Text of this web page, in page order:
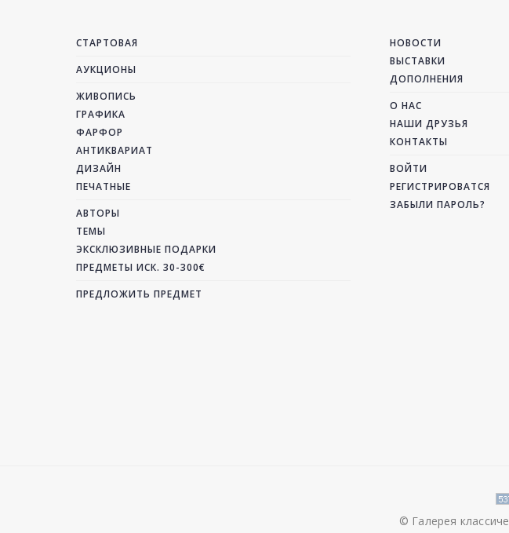
СТАРТОВАЯ
АУКЦИОНЫ
ЖИВОПИСЬ
ГРАФИКА
ФАРФОР
АНТИКВАРИАТ
ДИЗАЙН
ПЕЧАТНЫЕ
АВТОРЫ
ТЕМЫ
ЭКСКЛЮЗИВНЫЕ ПОДАРКИ
ПРЕДМЕТЫ ИСК. 30-300€
ПРЕДЛОЖИТЬ ПРЕДМЕТ
НОВОСТИ
ВЫСТАВКИ
ДОПОЛНЕНИЯ
О НАС
НАШИ ДРУЗЬЯ
КОНТАКТЫ
ВОЙТИ
РЕГИСТРИРОВАТСЯ
ЗАБЫЛИ ПАРОЛЬ?
© Галерея